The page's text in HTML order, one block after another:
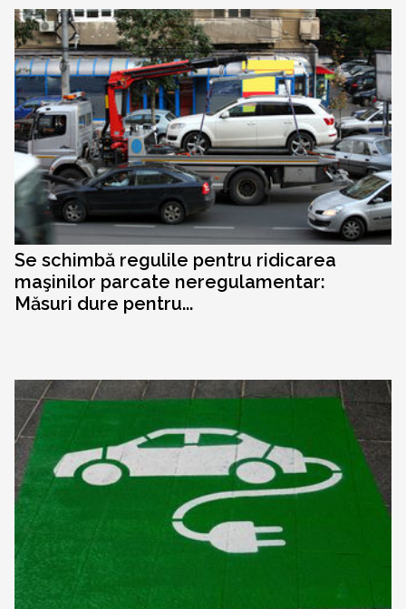
Se schimbă regulile pentru ridicarea
maşinilor parcate neregulamentar:
Măsuri dure pentru...